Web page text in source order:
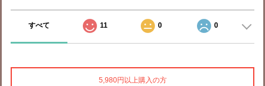
すべて 11 0 0
5,980円以上購入の方